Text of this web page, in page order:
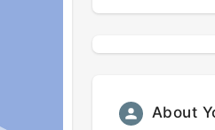
About